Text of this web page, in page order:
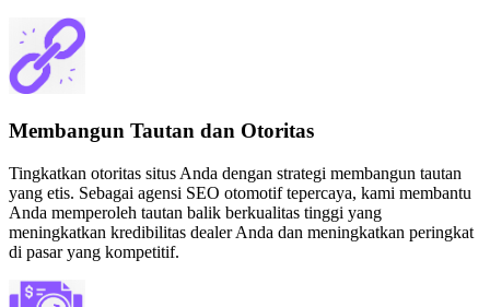
Membangun Tautan dan Otoritas
Tingkatkan otoritas situs Anda dengan strategi membangun tautan
yang etis. Sebagai agensi SEO otomotif tepercaya, kami membantu
Anda memperoleh tautan balik berkualitas tinggi yang
meningkatkan kredibilitas dealer Anda dan meningkatkan peringkat
di pasar yang kompetitif.